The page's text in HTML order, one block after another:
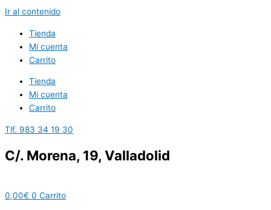
Ir al contenido
Tienda
Mi cuenta
Carrito
Tienda
Mi cuenta
Carrito
Tlf. 983 34 19 30
C/. Morena, 19, Valladolid
0,00€ 0 Carrito